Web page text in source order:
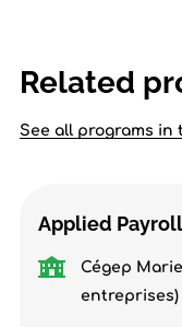
Related
See all programs in
Applied
Cégep
entreprises)